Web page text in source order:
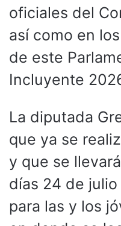
oficiales del
así como en
de este
Incluyente
La diputada
que ya se
y que se
días 24 de
para las y los